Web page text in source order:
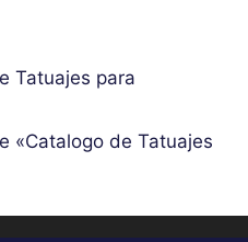
Tatuajes para
«Catalogo de Tatuajes